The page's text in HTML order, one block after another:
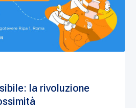
la rivoluzione